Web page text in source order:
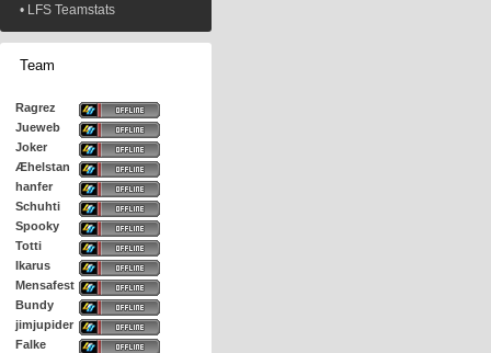
• LFS Teamstats
Team
Ragrez
Jueweb
Joker
Æhelstan
hanfer
Schuhti
Spooky
Totti
Ikarus
Mensafest
Bundy
jimjupider
Falke